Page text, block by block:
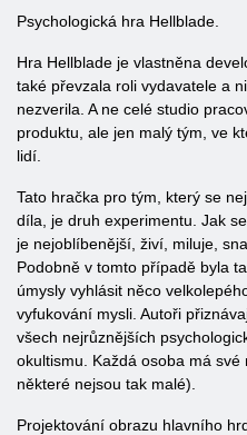
Psychologická hra Hellblade.
Hra Hellblade je vlastněna
také převzala roli vydavatele a
nezverila. A ne celé studio
produktu, ale jen malý tým, ve
lidí.
Tato hračka pro tým, který se
díla, je druh experimentu. Jak
je nejoblíbenější, živí, miluje,
Podobně v tomto případě byla
úmysly vyhlásit něco
vyfukování mysli. Autoři
všech nejrůznějších
okultismu. Každá osoba má
některé nejsou tak malé).
Projektování obrazu hlavního